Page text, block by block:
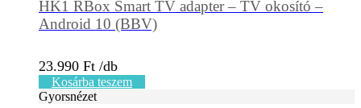
HK1 RBox Smart TV adapter – TV okosító –
Android 10 (BBV)
23.990 Ft
Kosárba teszem
Gyorsnézet